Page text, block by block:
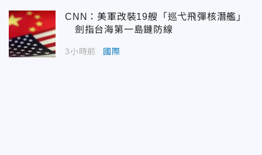
CNN：美軍改裝19艘「巡弋飛彈核潛艦」
劍指台海第一島鏈防線
3小時前 國際